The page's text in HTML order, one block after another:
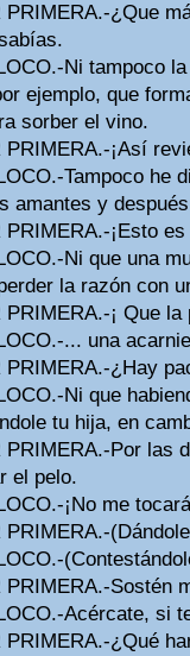
PRIMERA.-¿Que
Ni tampoco
ejemplo, que
sorber el vino.
PRIMERA.-¡Así
Tampoco he
amantes y
PRIMERA.-¡Esto
Ni que una
la razón con
PRIMERA.-¡ Que
... una
PRIMERA.-¿Hay
Ni que
tu hija, en
PRIMERA.-Por las
el pelo.
¡No me
PRIMERA.-
PRIMERA.-Sostén
Acércate, si
PRIMERA.-¿Qué